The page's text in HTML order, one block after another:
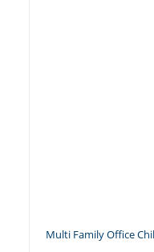
Multi Family Office